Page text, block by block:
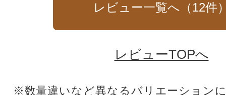
レビュー一覧へ（12件
レビューTOPへ
※数量違いなど異なるバリエーション